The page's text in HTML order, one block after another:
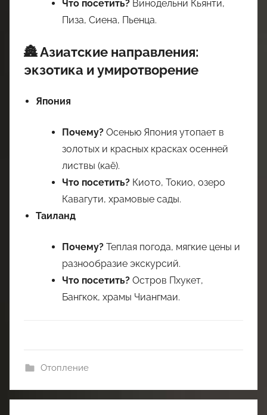
Что посетить? Винодельни Кьянти,
Пиза, Сиена, Пьенца.
🏯 Азиатские направления:
экзотика и умиротворение
Япония
Почему? Осенью Япония утопает в
золотых и красных красках осенней
листвы (каё).
Что посетить? Киото, Токио, озеро
Кавагути, храмовые сады.
Таиланд
Почему? Теплая погода, мягкие цены и
разнообразие экскурсий.
Что посетить? Остров Пхукет,
Бангкок, храмы Чиангмаи.
Отопление